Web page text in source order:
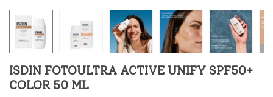
ISDIN FOTOULTRA ACTIVE UNIFY SPF50+
COLOR 50 ML